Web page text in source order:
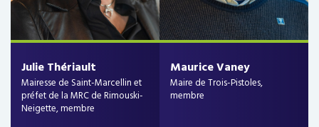
Julie Thériault
Mairesse de Saint-Marcellin et
préfet de la MRC de Rimouski-
Neigette, membre
Maurice Vaney
Maire de Trois-Pistoles,
membre